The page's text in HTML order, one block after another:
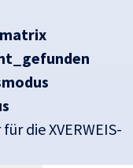
die XVERWEIS-